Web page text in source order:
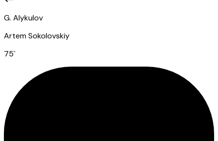
G. Alykulov
Artem Sokolovskiy
75`